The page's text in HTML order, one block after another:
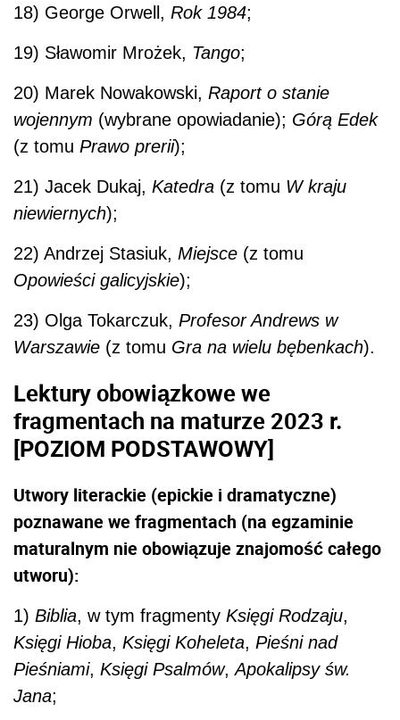
18) George Orwell, Rok 1984;
19) Sławomir Mrożek, Tango;
20) Marek Nowakowski, Raport o stanie
wojennym (wybrane opowiadanie); Górą Edek
(z tomu Prawo prerii);
21) Jacek Dukaj, Katedra (z tomu W kraju
niewiernych);
22) Andrzej Stasiuk, Miejsce (z tomu
Opowieści galicyjskie);
23) Olga Tokarczuk, Profesor Andrews w
Warszawie (z tomu Gra na wielu bębenkach).
Lektury obowiązkowe we
fragmentach na maturze 2023 r.
[POZIOM PODSTAWOWY]
Utwory literackie (epickie i dramatyczne)
poznawane we fragmentach (na egzaminie
maturalnym nie obowiązuje znajomość całego
utworu):
1) Biblia, w tym fragmenty Księgi Rodzaju,
Księgi Hioba, Księgi Koheleta, Pieśni nad
Pieśniami, Księgi Psalmów,Apokalipsy św.
Jana;